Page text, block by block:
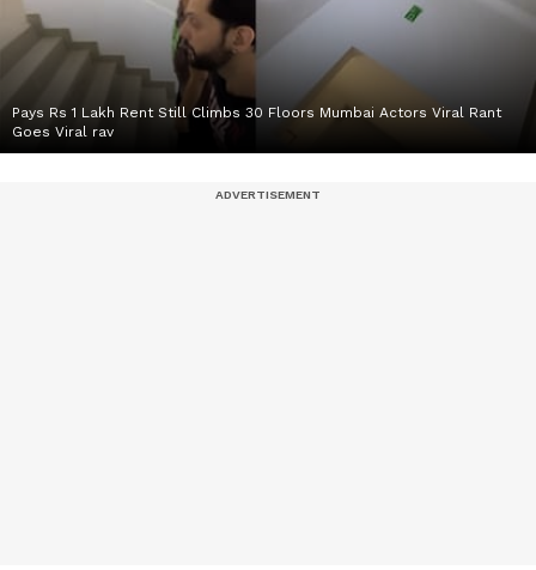
Pays Rs 1 Lakh Rent Still Climbs 30 Floors Mumbai Actors Viral Rant
Goes Viral rav